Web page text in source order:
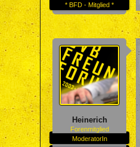
* BFD - Mitglied *
Heinerich
Forenmitglied
ModeratorIn